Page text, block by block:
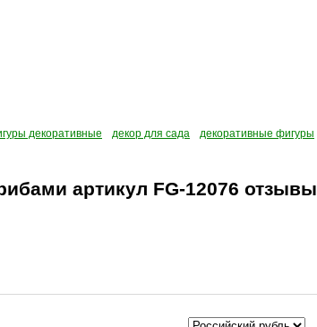
декоративные декор для сада
декоративные фигуры
артикул FG-12076 отзывы